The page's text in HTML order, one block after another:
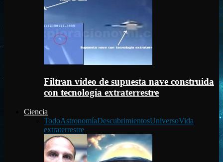
Filtran vídeo de supuesta nave construida
con tecnología extraterrestre
Ciencia
TodoAstronomíaDescubrimientosUniversoVida
extraterrestre